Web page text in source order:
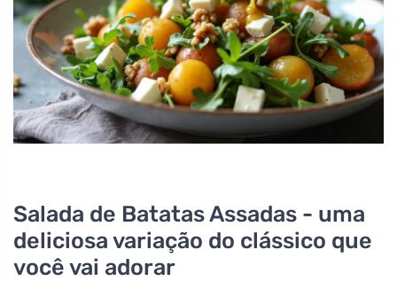
Salada de Batatas Assadas - uma
deliciosa variação do clássico que
você vai adorar